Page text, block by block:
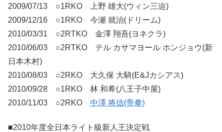
2009/07/13 ○1RKO 上野 雄大(ウィン三迫)
2009/12/16 ○1RKO 今瀬 就治(ドリーム)
2010/03/31 ○2RTKO 金澤 翔吾(ヨネクラ)
2010/06/03 ○2RTKO テル カサマヨール ホンジョウ(新
日本木村)
2010/08/03 ○2RKO 大久保 大騎(E&Jカシアス)
2010/09/28 ○1RKO 林 和希(八王子中屋)
2010/11/03 ○2RKO 中澤 将信(帝拳)
■2010年度全日本ライト級新人王決定戦